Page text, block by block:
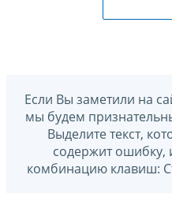
Если Вы заметили на
мы будем
Выделите текст,
содержит ошибку,
комбинацию клавиш: